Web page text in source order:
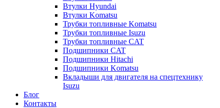
Втулки Hyundai
Втулки Komatsu
Трубки топливные Komatsu
Трубки топливные Isuzu
Трубки топливные CAT
Подшипники CAT
Подшипники Hitachi
Подшипники Komatsu
Вкладыши для двигателя на спецтехнику
Isuzu
Блог
Контакты